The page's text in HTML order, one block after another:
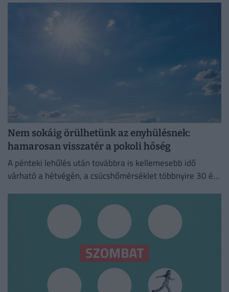
Nem sokáig örülhetünk az enyhülésnek:
hamarosan visszatér a pokoli hőség
A pénteki lehűlés után továbbra is kellemesebb idő
várható a hétvégén, a csúcshőmérséklet többnyire 30 és